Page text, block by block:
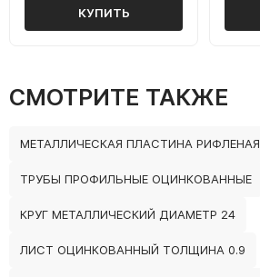
КУПИТЬ
СМОТРИТЕ ТАКЖЕ
МЕТАЛЛИЧЕСКАЯ ПЛАСТИНА РИФЛЕНАЯ
ТРУБЫ ПРОФИЛЬНЫЕ ОЦИНКОВАННЫЕ
КРУГ МЕТАЛЛИЧЕСКИЙ ДИАМЕТР 24
ЛИСТ ОЦИНКОВАННЫЙ ТОЛЩИНА 0.9